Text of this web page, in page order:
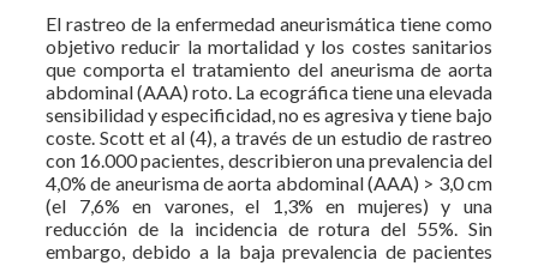
El rastreo de la enfermedad aneurismática tiene como
objetivo reducir la mortalidad y los costes sanitarios
que comporta el tratamiento del aneurisma de aorta
abdominal (AAA) roto. La ecográfica tiene una elevada
sensibilidad y especificidad, no es agresiva y tiene bajo
coste. Scott et al (4), a través de un estudio de rastreo
con 16.000 pacientes, describieron una prevalencia del
4,0% de aneurisma de aorta abdominal (AAA) > 3,0 cm
(el 7,6% en varones, el 1,3% en mujeres) y una
reducción de la incidencia de rotura del 55%. Sin
embargo, debido a la baja prevalencia de pacientes